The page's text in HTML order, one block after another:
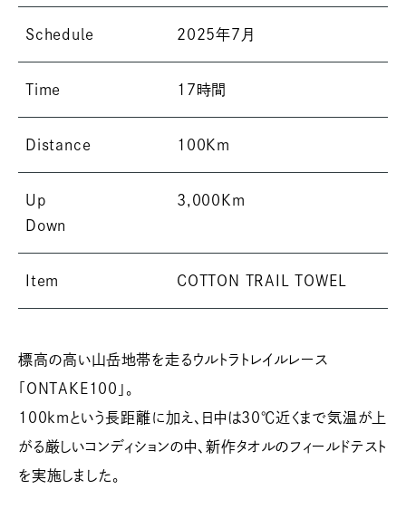
Schedule 2025年7月
Time 17時間
Distance 100Km
Up
Down
3,000Km
Item COTTON TRAIL TOWEL
標高の高い山岳地帯を走るウルトラトレイルレース
「ONTAKE100」。
100kmという長距離に加え、日中は30℃近くまで気温が上
がる厳しいコンディションの中、新作タオルのフィールドテスト
を実施しました。